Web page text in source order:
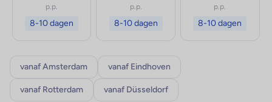
p.p.
8-10 dagen
p.p.
8-10 dagen
p.p.
8-10 dagen
vanaf Amsterdam vanaf Eindhoven
vanaf Rotterdam vanaf Düsseldorf